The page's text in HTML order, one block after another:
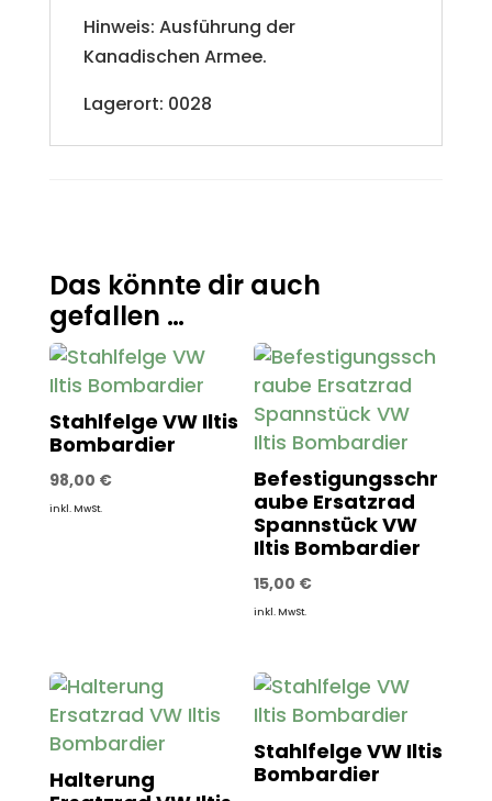
Hinweis: Ausführung der
Kanadischen Armee.
Lagerort: 0028
Das könnte dir auch
gefallen …
Stahlfelge VW Iltis
Bombardier
98,00 €
inkl. MwSt.
Befestigungsschr
aube Ersatzrad
Spannstück VW
Iltis Bombardier
15,00 €
inkl. MwSt.
Halterung
Stahlfelge VW Iltis
Bombardier